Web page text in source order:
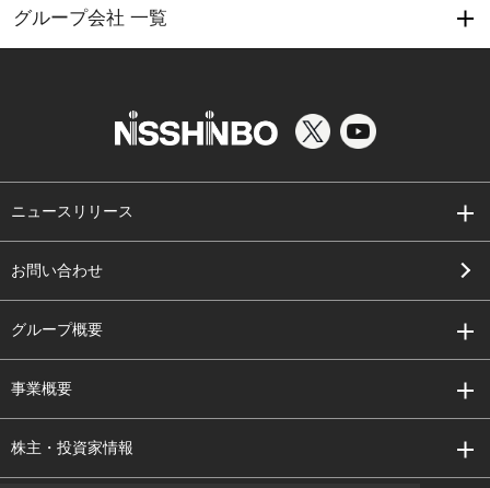
グループ会社 一覧
ニュースリリース
お問い合わせ
グループ概要
事業概要
株主・投資家情報